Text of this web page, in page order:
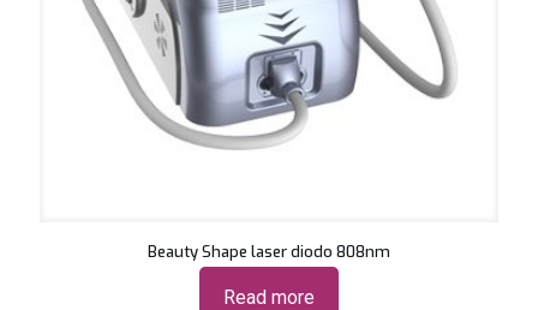
Beauty Shape laser diodo 808nm
Read more